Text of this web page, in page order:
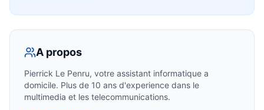
A propos
Pierrick Le Penru, votre assistant informatique a
domicile. Plus de 10 ans d'experience dans le
multimedia et les telecommunications.